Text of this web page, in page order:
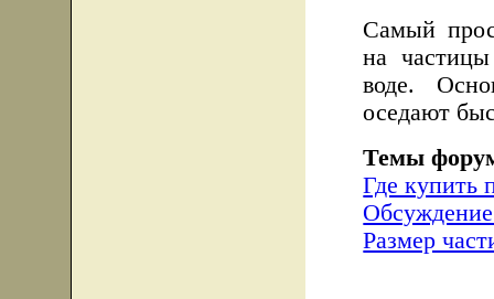
Самый
на
воде.
оседают
Темы
Где купить
Размер